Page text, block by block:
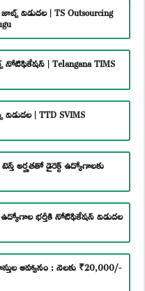
విడుదల | TS Outsourcing
| Telangana TIMS
| TTD SVIMS
అర్హతతో డైరెక్ట్ ఉద్యోగాలకు
భర్తీకి నోటిఫికేషన్ విడుదల
ఆహ్వానం : నెలకు ₹20,000/-